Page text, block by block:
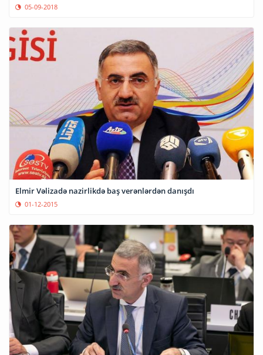
05-09-2018
Elmir Vəlizadə nazirlikdə baş verənlərdən danışdı
01-12-2015